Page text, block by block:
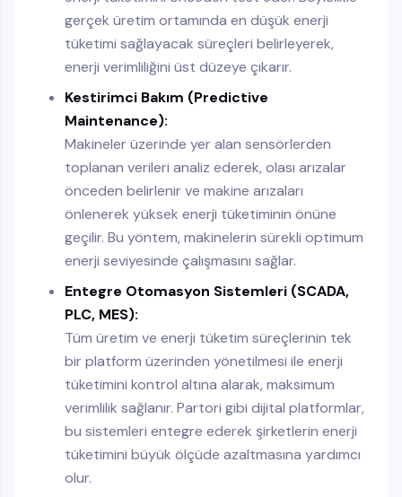
gerçek üretim ortamında en düşük enerji
tüketimi sağlayacak süreçleri belirleyerek,
enerji verimliliğini üst düzeye çıkarır.
Kestirimci Bakım (Predictive
Maintenance):
Makineler üzerinde yer alan sensörlerden
toplanan verileri analiz ederek, olası arızalar
önceden belirlenir ve makine arızaları
önlenerek yüksek enerji tüketiminin önüne
geçilir. Bu yöntem, makinelerin sürekli optimum
enerji seviyesinde çalışmasını sağlar.
Entegre Otomasyon Sistemleri (SCADA,
PLC, MES):
Tüm üretim ve enerji tüketim süreçlerinin tek
bir platform üzerinden yönetilmesi ile enerji
tüketimini kontrol altına alarak, maksimum
verimlilik sağlanır. Partori gibi dijital platformlar,
bu sistemleri entegre ederek şirketlerin enerji
tüketimini büyük ölçüde azaltmasına yardımcı
olur.